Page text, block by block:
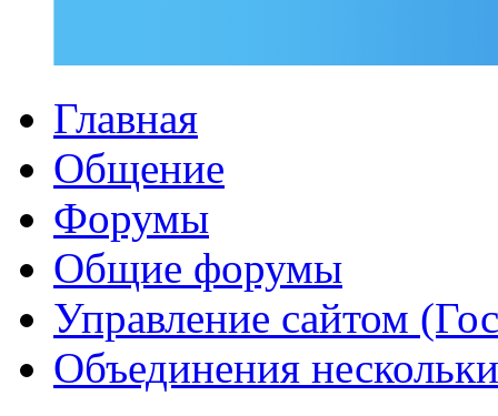
Главная
Общение
Форумы
Общие форумы
Управление сайтом
Объединения